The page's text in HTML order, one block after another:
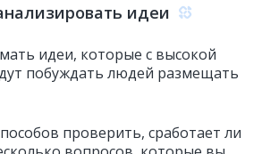
идеи
идеи, которые с высокой
побуждать людей размещать
проверить, сработает ли